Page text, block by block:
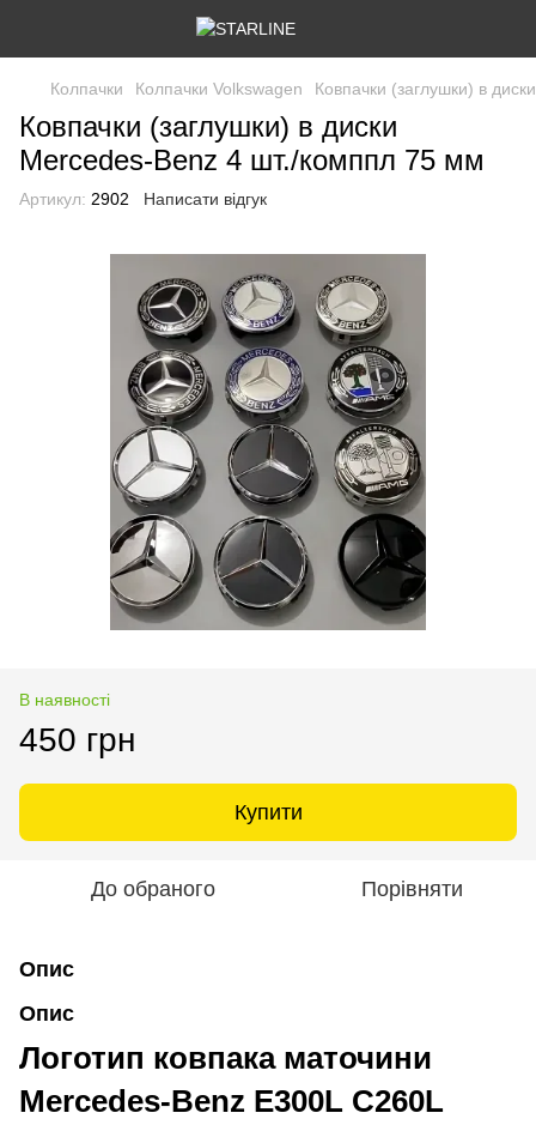
Колпачки Колпачки Volkswagen Ковпачки (заглушки) в
Ковпачки (заглушки) в диски
Mercedes-Benz 4 шт./комппл 75 мм
Артикул: 2902 Написати відгук
В наявності
450 грн
Купити
До обраного Порівняти
Опис
Опис
Логотип ковпака маточини
Mercedes-Benz E300L C260L